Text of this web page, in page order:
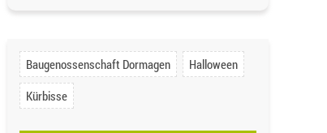
Baugenossenschaft Dormagen
Halloween
Kürbisse